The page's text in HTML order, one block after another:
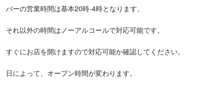
バーの営業時間は基本20時-4時となります。
それ以外の時間はノーアルコールで対応可能です。
すぐにお店を開けますので対応可能か確認してください。
日によって、オープン時間が変わります。